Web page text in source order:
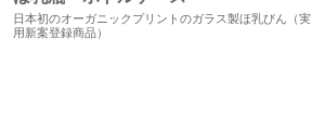
日本初のオーガニックプリントのガラス製ほ乳びん（実
用新案登録商品）